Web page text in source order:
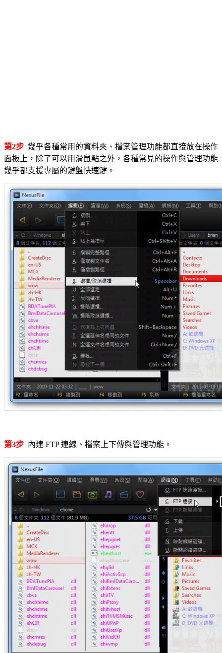
第2步 幾乎各種常用的資料夾、檔案管理功能都直接放在操作
面板上，除了可以用滑鼠點之外，各種常見的操作與管理功能
幾乎都支援專屬的鍵盤快速鍵。
第3步 內建 FTP 連線、檔案上下傳與管理功能。